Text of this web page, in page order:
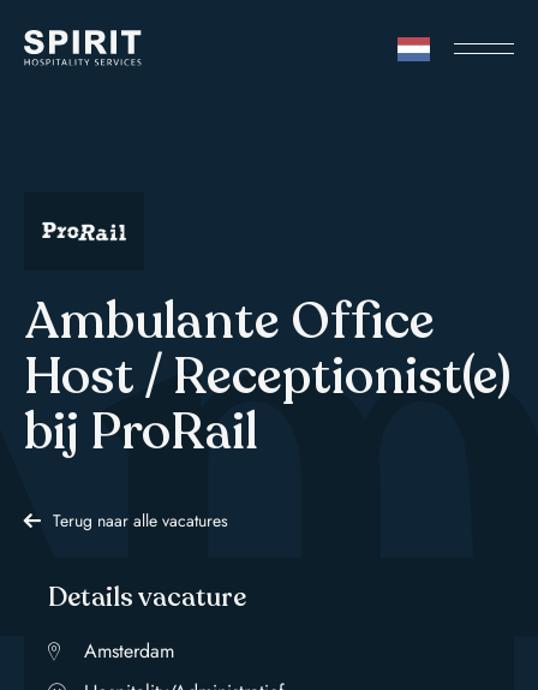
Ambulante Office
Host / Receptionist(e)
bij ProRail
Terug naar alle vacatures
Details vacature
Amsterdam